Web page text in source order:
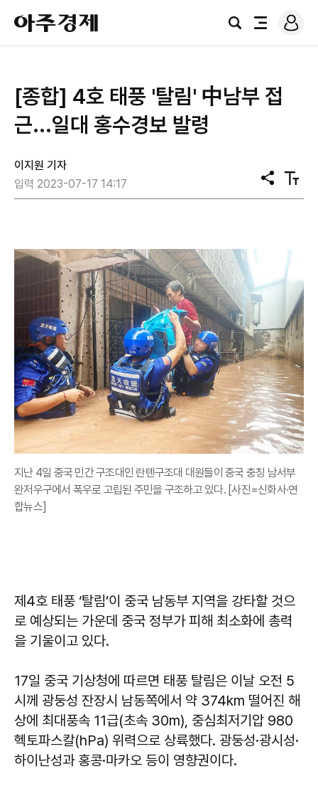
아
주
경
검
전
로
그
[종합] 4호 태풍 '탈림' 中남부 접
근...일대 홍수경보 발령
이지원 기자
입력 2023-07-17 14:17
공
유
텍
스
지난 4일 중국 민간 구조대인 란톈구조대 대원들이 중국 충칭 남서부
완저우구에서 폭우로 고립된 주민을 구조하고 있다. [사진=신화사·연
합뉴스]
제4호 태풍 ‘탈림’이 중국 남동부 지역을 강타할 것으
로 예상되는 가운데 중국 정부가 피해 최소화에 총력
을 기울이고 있다.
17일 중국 기상청에 따르면 태풍 탈림은 이날 오전 5
시께 광둥성 잔장시 남동쪽에서 약 374km 떨어진 해
상에 최대풍속 11급(초속 30m), 중심최저기압 980
헥토파스칼(hPa) 위력으로 상륙했다. 광둥성·광시성·
하이난성과 홍콩·마카오 등이 영향권이다.